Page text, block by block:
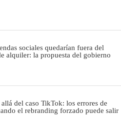
sociales quedarían fuera del
alquiler: la propuesta del gobierno
allá del caso TikTok: los errores de
el rebranding forzado puede salir